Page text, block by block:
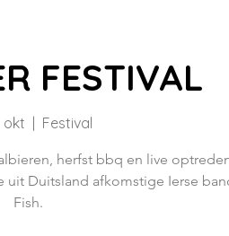
FESTIVAL
okt Festival
herfst bbq en live
uit Duitsland afkomstige Ierse
Fish.